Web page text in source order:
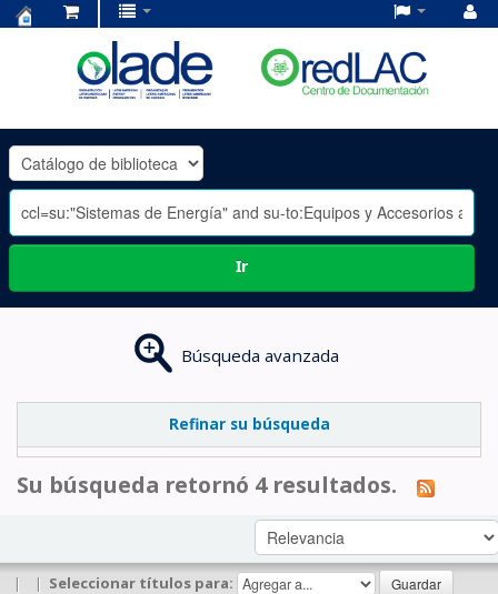
OLADE
-
Ir
Búsqueda avanzada
Refinar su búsqueda
Su búsqueda retornó 4 resultados.
| | Seleccionar títulos para: